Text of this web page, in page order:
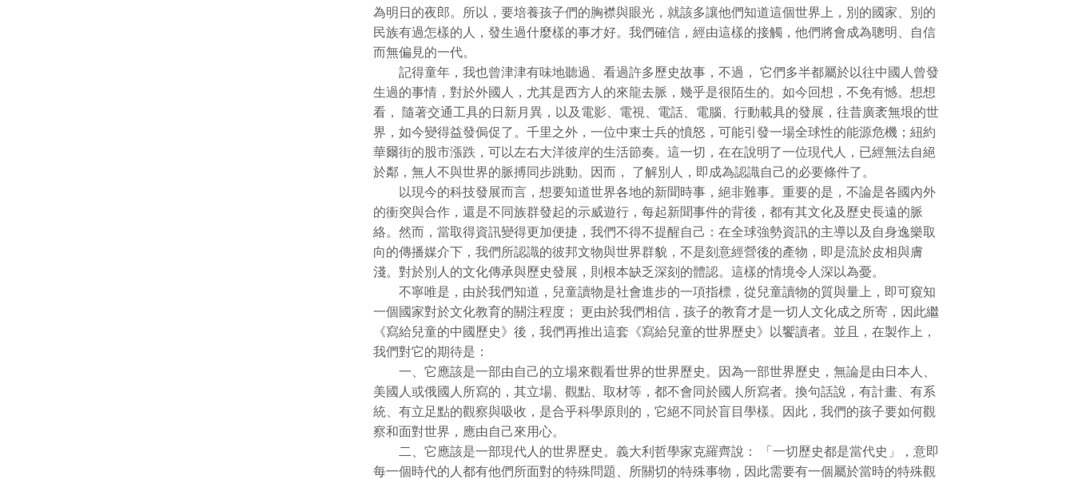
為明日的夜郎。所以，要培養孩子們的胸襟與眼光，就該多讓他們知道這個世界上，別的國家、別的
民族有過怎樣的人，發生過什麼樣的事才好。我們確信，經由這樣的接觸，他們將會成為聰明、自信
而無偏見的一代。
記得童年，我也曾津津有味地聽過、看過許多歷史故事，不過， 它們多半都屬於以往中國人曾發
生過的事情，對於外國人，尤其是西方人的來龍去脈，幾乎是很陌生的。如今回想，不免有憾。想想
看， 隨著交通工具的日新月異，以及電影、電視、電話、電腦、行動載具的發展，往昔廣袤無垠的世
界，如今變得益發侷促了。千里之外，一位中東士兵的憤怒，可能引發一場全球性的能源危機；紐約
華爾街的股市漲跌，可以左右大洋彼岸的生活節奏。這一切，在在說明了一位現代人，已經無法自絕
於鄰，無人不與世界的脈搏同步跳動。因而， 了解別人，即成為認識自己的必要條件了。
以現今的科技發展而言，想要知道世界各地的新聞時事，絕非難事。重要的是，不論是各國內外
的衝突與合作，還是不同族群發起的示威遊行，每起新聞事件的背後，都有其文化及歷史長遠的脈
絡。然而，當取得資訊變得更加便捷，我們不得不提醒自己：在全球強勢資訊的主導以及自身逸樂取
向的傳播媒介下，我們所認識的彼邦文物與世界群貌，不是刻意經營後的產物，即是流於皮相與膚
淺。對於別人的文化傳承與歷史發展，則根本缺乏深刻的體認。這樣的情境令人深以為憂。
不寧唯是，由於我們知道，兒童讀物是社會進步的一項指標，從兒童讀物的質與量上，即可窺知
一個國家對於文化教育的關注程度； 更由於我們相信，孩子的教育才是一切人文化成之所寄，因此繼
《寫給兒童的中國歷史》後，我們再推出這套《寫給兒童的世界歷史》以饗讀者。並且，在製作上，
我們對它的期待是：
一、它應該是一部由自己的立場來觀看世界的世界歷史。因為一部世界歷史，無論是由日本人、
美國人或俄國人所寫的，其立場、觀點、取材等，都不會同於國人所寫者。換句話說，有計畫、有系
統、有立足點的觀察與吸收，是合乎科學原則的，它絕不同於盲目學樣。因此，我們的孩子要如何觀
察和面對世界，應由自己來用心。
二、它應該是一部現代人的世界歷史。義大利哲學家克羅齊說： 「一切歷史都是當代史」，意即
每一個時代的人都有他們所面對的特殊問題、所關切的特殊事物，因此需要有一個屬於當時的特殊觀